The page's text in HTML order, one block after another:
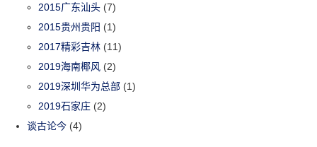
2015广东汕头 (7)
2015贵州贵阳 (1)
2017精彩吉林 (11)
2019海南椰风 (2)
2019深圳华为总部 (1)
2019石家庄 (2)
谈古论今 (4)